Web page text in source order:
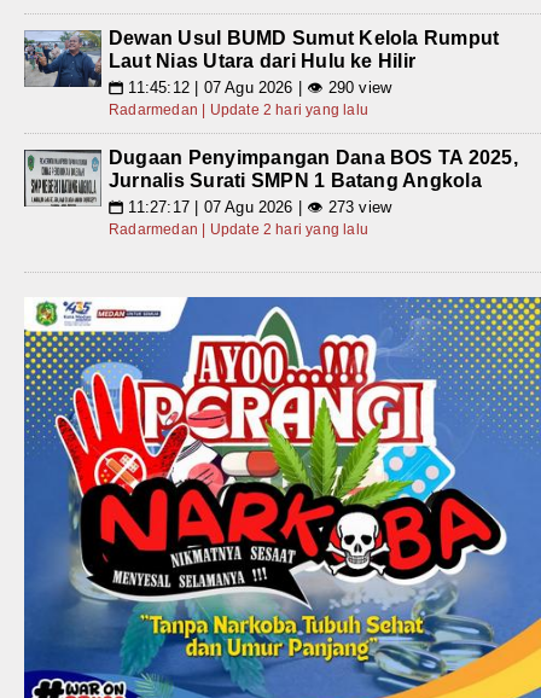
Dewan Usul BUMD Sumut Kelola Rumput
Laut Nias Utara dari Hulu ke Hilir
📅 11:45:12 | 07 Agu 2026 | 👁 290 view
Radarmedan | Update 2 hari yang lalu
Dugaan Penyimpangan Dana BOS TA 2025,
Jurnalis Surati SMPN 1 Batang Angkola
📅 11:27:17 | 07 Agu 2026 | 👁 273 view
Radarmedan | Update 2 hari yang lalu